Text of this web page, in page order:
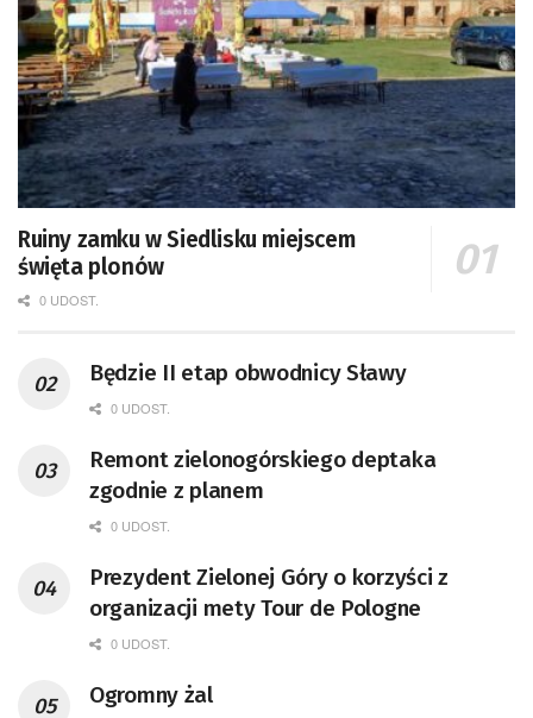
Ruiny zamku w Siedlisku miejscem
święta plonów
0 UDOST.
Będzie II etap obwodnicy Sławy
0 UDOST.
Remont zielonogórskiego deptaka
zgodnie z planem
0 UDOST.
Prezydent Zielonej Góry o korzyści z
organizacji mety Tour de Pologne
0 UDOST.
Ogromny żal